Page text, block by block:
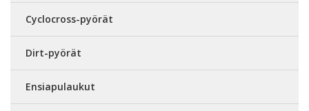
Cyclocross-pyörät
Dirt-pyörät
Ensiapulaukut